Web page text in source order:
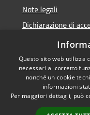
Note legali
Dichiarazione di
Obbiettivi di
Accessibilità
Questo sito web utilizza
necessari al corretto
nonché un cookie
informazioni
Per maggiori dettagli, può